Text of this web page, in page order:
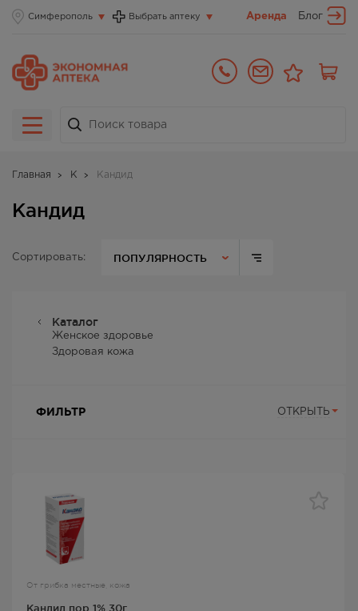
Симферополь Выбрать аптеку Аренда Блог
Главная К Кандид
Кандид
Сортировать: ПОПУЛЯРНОСТЬ
Каталог
Женское здоровье
Здоровая кожа
ФИЛЬТР ОТКРЫТЬ
От грибка местные, кожа
Кандид пор 1% 30г